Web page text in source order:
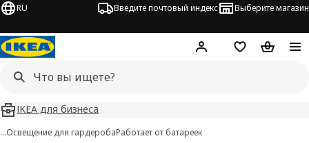
RU Введите почтовый индекс Выберите магазин
Hej! ВойтиСписокКорзина
IKEA для бизнеса
…Освещение для гардеробаРаботает от батареек